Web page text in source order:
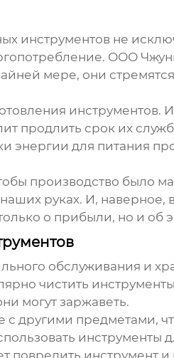
инструментов не
ООО
мере, они
инструментов.
продлить срок их
для питания
производство было
руках. И, наверное,
о прибыли, но и об
обслуживания и
чистить
могут заржаветь.
другими предметами,
инструменты